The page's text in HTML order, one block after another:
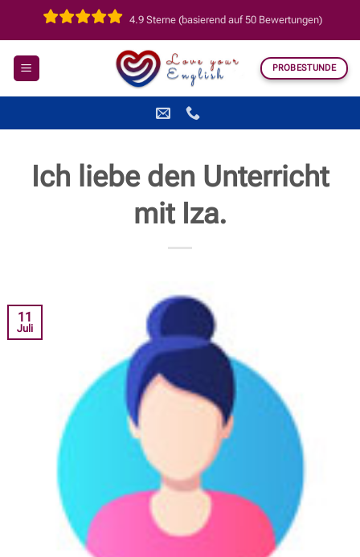
4.9 Sterne (basierend auf 50 Bewertungen)
PROBESTUNDE
Ich liebe den Unterricht
mit Iza.
11
Juli